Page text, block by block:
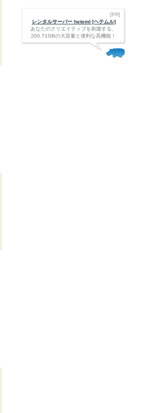
[PR]
レンタルサーバー heteml [ヘテムル]
あなたのクリエイティブを刺激する、
200.71GBの大容量と便利な高機能！